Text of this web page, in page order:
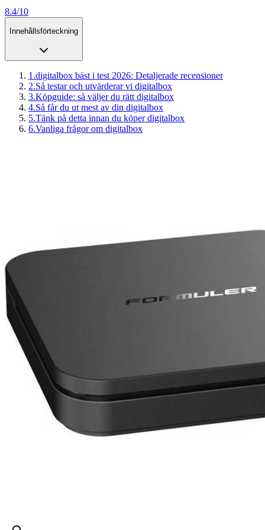
8.4/10
Innehållsförteckning
1 .digitalbox bäst i test 2026: Detaljerade recensioner
2.Så testar och utvärderar vi digitalbox
3.Köpguide: så väljer du rätt digitalbox
4.Så får du ut mest av din digitalbox
5.Tänk på detta innan du köper digitalbox
6.Vanliga frågor om digitalbox